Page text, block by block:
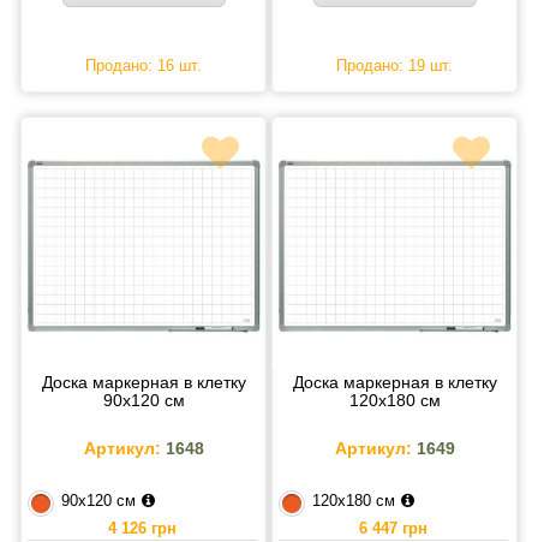
Продано: 16 шт. Продано: 19 шт.
Доска маркерная в клетку
90х120 см
Артикул: 1648
90х120 см
4 126 грн
Доска маркерная в клетку
120х180 см
Артикул: 1649
120х180 см
6 447 грн